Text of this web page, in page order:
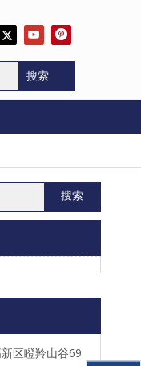
搜索
搜索
区瞪羚山谷69